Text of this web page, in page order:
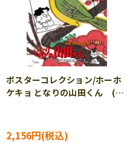
ポスターコレクション/ホーホ
ケキョ となりの山田くん (と
1000c-211
2,156円